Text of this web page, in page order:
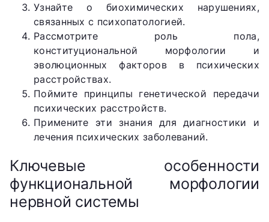
Узнайте о биохимических нарушениях,
связанных с психопатологией.
Рассмотрите роль пола,
конституциональной морфологии и
эволюционных факторов в психических
расстройствах.
Поймите принципы генетической передачи
психических расстройств.
Примените эти знания для диагностики и
лечения психических заболеваний.
Ключевые особенности
функциональной морфологии
нервной системы